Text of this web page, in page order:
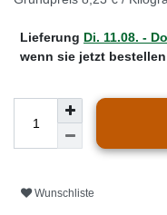
Lieferung Di. 11.08. -
wenn sie jetzt
Wunschliste